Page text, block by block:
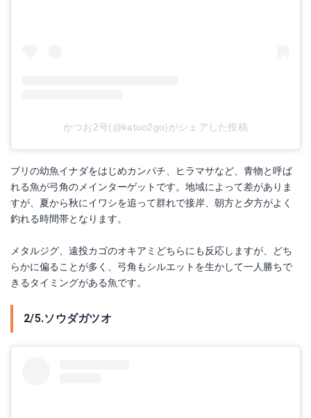
かつお2号(@katuo2go)がシェアした投稿
ブリの幼魚イナダをはじめカンパチ、ヒラマサなど、青物と呼ば
れる魚が弓角のメインターゲットです。地域によって差がありま
すが、夏から秋にイワシを追って群れで接岸、朝方と夕方がよく
釣れる時間帯となります。
メタルジグ、遠投カゴのオキアミどちらにも反応しますが、どち
らかに偏ることが多く、弓角もシルエットを生かして一人勝ちで
きるタイミングがある魚です。
2/5.ソウダガツオ